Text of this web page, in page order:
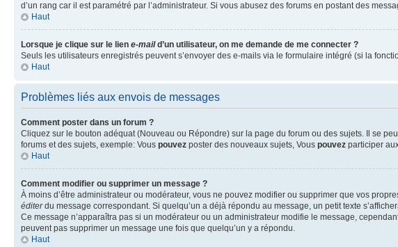
d’un rang car il est paramétré par l’administrateur. Si vous abusez des forums en postant des
Haut
Lorsque je clique sur le lien e-maild’un utilisateur, on me demande de me connecter ?
Seuls les utilisateurs enregistrés peuvent s’envoyer des e-mails via le formulaire intégré (si la
Haut
Problèmes liés aux envois de messages
Comment poster dans un forum ?
Cliquez sur le bouton adéquat (Nouveau ou Répondre) sur la page du forum ou des sujets. Il se
forums et des sujets, exemple: Vous pouvez poster des nouveaux sujets, Vous pouvez participer
Haut
Comment modifier ou supprimer un message ?
À moins d’être administrateur ou modérateur, vous ne pouvez modifier ou supprimer que vos
éditerdu message correspondant. Si quelqu’un a déjà répondu au message, un petit texte
Ce message n’apparaîtra pas si un modérateur ou un administrateur modifie le message,
peuvent pas supprimer un message une fois que quelqu’un y a répondu.
Haut